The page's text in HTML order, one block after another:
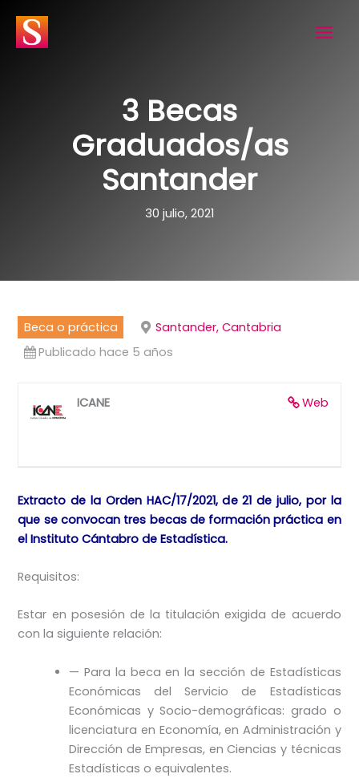
contenido
3 Becas
Graduados/as
Santander
30 julio, 2021
Beca o práctica
Santander, Cantabria
Publicado hace 5 años
Web
ICANE
Extracto de la Orden HAC/17/2021, de 21 de julio, por la
que se convocan tres becas de formación práctica en
el Instituto Cántabro de Estadística.
Requisitos:
Estar en posesión de la titulación exigida de acuerdo
con la siguiente relación:
— Para la beca en la sección de Estadísticas
Económicas del Servicio de Estadísticas
Económicas y Socio-demográficas: grado o
licenciatura en Economía, en Administración y
Dirección de Empresas, en Ciencias y técnicas
Estadísticas o equivalentes.